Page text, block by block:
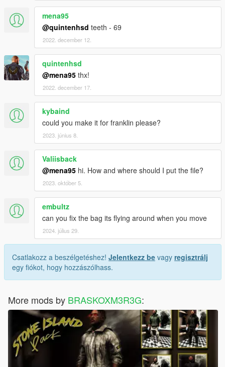
mena95
@quintenhsd teeth - 69
2022. december 12.
quintenhsd
@mena95 thx!
2022. december 17.
kybaind
could you make it for franklin please?
2023. június 8.
Valiisback
@mena95 hi. How and where should I put the file?
2023. október 5.
embultz
can you fix the bag its flying around when you move
2024. július 29.
Csatlakozz a beszélgetéshez! Jelentkezz be vagy regisztrálj
egy fiókot, hogy hozzászólhass.
More mods by BRASKOXM3R3G: